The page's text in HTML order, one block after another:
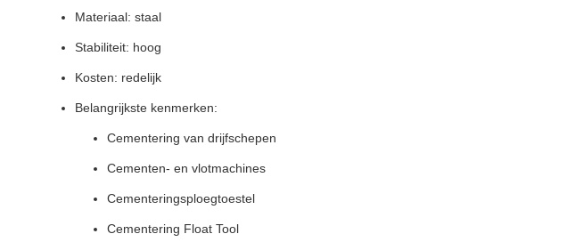
Materiaal: staal
Stabiliteit: hoog
Kosten: redelijk
Belangrijkste kenmerken:
Cementering van drijfschepen
Cementen- en vlotmachines
Cementeringsploegtoestel
Cementering Float Tool